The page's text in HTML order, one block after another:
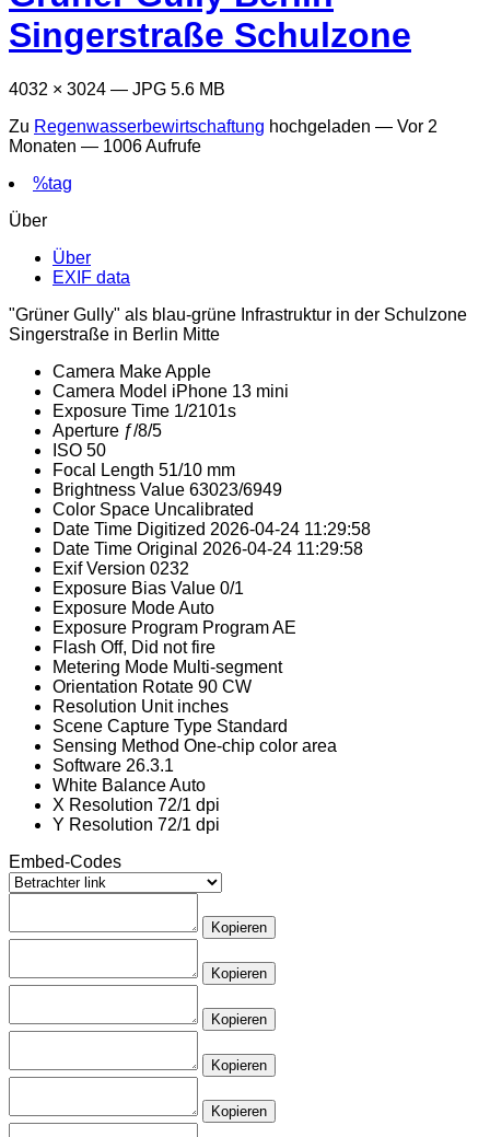
Singerstraße Schulzone
4032 × 3024 — JPG 5.6 MB
Zu Regenwasserbewirtschaftung hochgeladen — Vor 2
Monaten — 1006 Aufrufe
%tag
Über
Über
EXIF data
"Grüner Gully" als blau-grüne Infrastruktur in der Schulzone
Singerstraße in Berlin Mitte
Camera MakeApple
Camera Model iPhone 13 mini
Exposure Time 1/2101s
Aperture ƒ/8/5
ISO 50
Focal Length 51/10 mm
Brightness Value 63023/6949
Color Space Uncalibrated
Date Time Digitized 2026-04-24 11:29:58
Date Time Original 2026-04-24 11:29:58
Exif Version 0232
Exposure Bias Value 0/1
Exposure ModeAuto
Exposure Program Program AE
Flash Off, Did not fire
Metering Mode Multi-segment
Orientation Rotate 90 CW
Resolution Unit inches
Scene Capture Type Standard
Sensing Method One-chip color area
Software 26.3.1
White BalanceAuto
X Resolution 72/1 dpi
Y Resolution 72/1 dpi
Embed-Codes
Kopieren
Kopieren
Kopieren
Kopieren
Kopieren